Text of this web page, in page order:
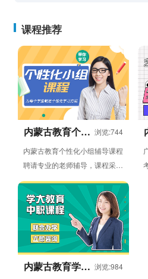
课程推荐
内蒙古教育个性 浏览:744
内蒙古教育个性化小组辅导课程
聘请专业的老师辅导，课程采用
小组授课方式，授课内容包括语
文，数学，英语，物理，化学...
内蒙古教育学大 浏览:984